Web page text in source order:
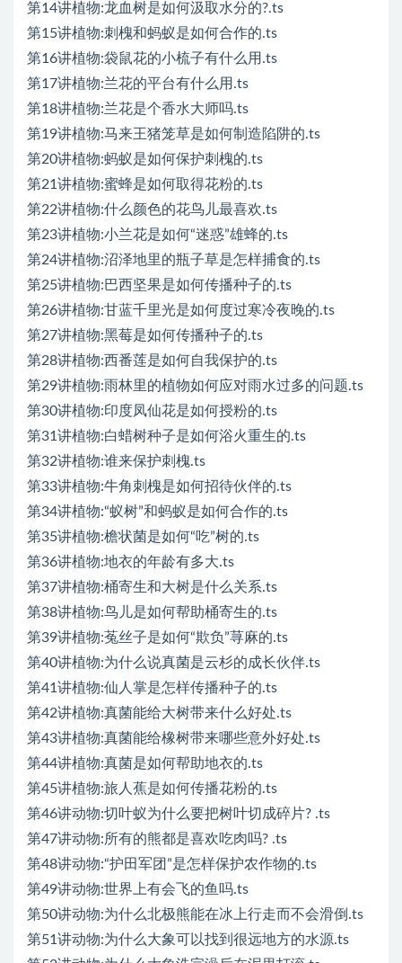
第14讲植物:龙血树是如何汲取水分的?.ts
第15讲植物:刺槐和蚂蚁是如何合作的.ts
第16讲植物:袋鼠花的小梳子有什么用.ts
第17讲植物:兰花的平台有什么用.ts
第18讲植物:兰花是个香水大师吗.ts
第19讲植物:马来王猪笼草是如何制造陷阱的.ts
第20讲植物:蚂蚁是如何保护刺槐的.ts
第21讲植物:蜜蜂是如何取得花粉的.ts
第22讲植物:什么颜色的花鸟儿最喜欢.ts
第23讲植物:小兰花是如何“迷惑”雄蜂的.ts
第24讲植物:沼泽地里的瓶子草是怎样捕食的.ts
第25讲植物:巴西坚果是如何传播种子的.ts
第26讲植物:甘蓝千里光是如何度过寒冷夜晚的.ts
第27讲植物:黑莓是如何传播种子的.ts
第28讲植物:西番莲是如何自我保护的.ts
第29讲植物:雨林里的植物如何应对雨水过多的问题.ts
第30讲植物:印度凤仙花是如何授粉的.ts
第31讲植物:白蜡树种子是如何浴火重生的.ts
第32讲植物:谁来保护刺槐.ts
第33讲植物:牛角刺槐是如何招待伙伴的.ts
第34讲植物:“蚁树”和蚂蚁是如何合作的.ts
第35讲植物:檐状菌是如何“吃”树的.ts
第36讲植物:地衣的年龄有多大.ts
第37讲植物:桶寄生和大树是什么关系.ts
第38讲植物:鸟儿是如何帮助桶寄生的.ts
第39讲植物:菟丝子是如何“欺负”荨麻的.ts
第40讲植物:为什么说真菌是云杉的成长伙伴.ts
第41讲植物:仙人掌是怎样传播种子的.ts
第42讲植物:真菌能给大树带来什么好处.ts
第43讲植物:真菌能给橡树带来哪些意外好处.ts
第44讲植物:真菌是如何帮助地衣的.ts
第45讲植物:旅人蕉是如何传播花粉的.ts
第46讲动物:切叶蚁为什么要把树叶切成碎片? .ts
第47讲动物:所有的熊都是喜欢吃肉吗? .ts
第48讲动物:“护田军团”是怎样保护农作物的.ts
第49讲动物:世界上有会飞的鱼吗.ts
第50讲动物:为什么北极熊能在冰上行走而不会滑倒.ts
第51讲动物:为什么大象可以找到很远地方的水源.ts